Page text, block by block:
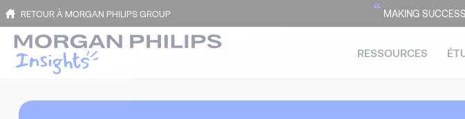
RETOUR À MORGAN PHILIPS GROUP “ MAKING
RESSOURCES